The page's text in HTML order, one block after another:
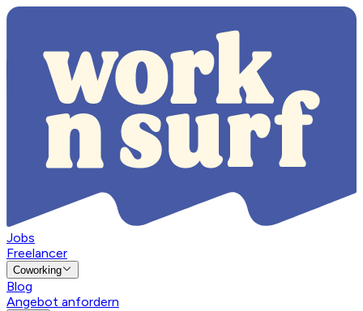
Jobs
Freelancer
Coworking
Blog
Angebot anfordern